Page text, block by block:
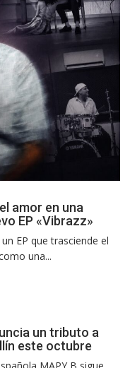
amor en una
EP «Vibrazz»
EP que trasciende el
una...
un tributo a
este octubre
MAPY B sigue